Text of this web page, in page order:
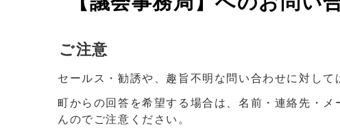
ご注意
セールス・勧誘や、趣旨不明な問い合わせに対して
町からの回答を希望する場合は、名前・連絡先・
んのでご注意ください。